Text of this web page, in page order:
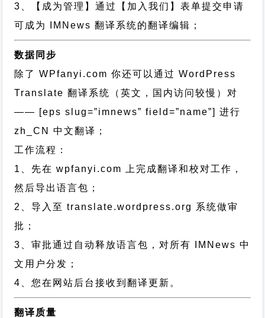
3、【成为管理】通过【加入我们】表单提交申请
可成为 IMNews 翻译系统的翻译编辑；
数据同步
除了 WPfanyi.com 你还可以通过WordPress
Translate 翻译系统（英文，国内访问较慢）对
—— [eps slug=”imnews” field=”name”]进行
zh_CN
中文翻译；
工作流程：
1、先在 wpfanyi.com 上完成翻译和校对工作，
然后导出语言包；
2、导入至 translate.wordpress.org 系统做审
批；
3、审批通过自动释放语言包，对所有 IMNews 中
文用户分发；
4、您在网站后台接收到翻译更新。
翻译质量